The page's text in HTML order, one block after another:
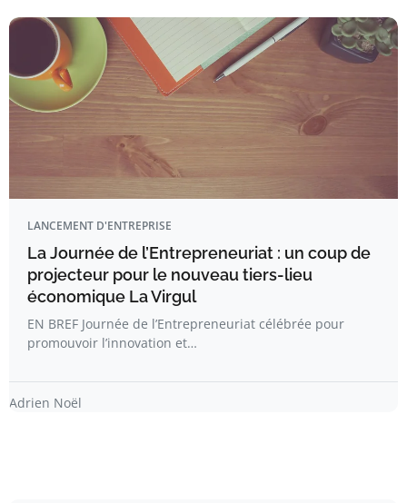
LANCEMENT D'ENTREPRISE
La Journée de l’Entrepreneuriat : un coup de
projecteur pour le nouveau tiers-lieu
économique La Virgul
EN BREF Journée de l’Entrepreneuriat célébrée pour
promouvoir l’innovation et…
Adrien Noël